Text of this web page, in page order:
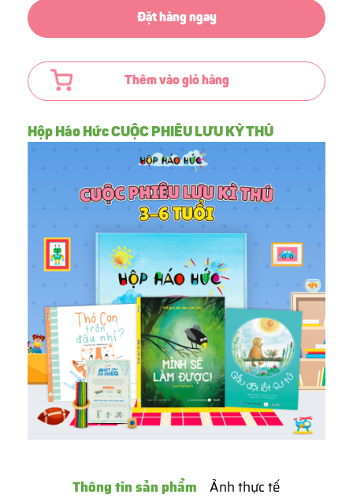
Hộp Háo Hức CUỘC PHIÊU LƯU KỲ THÚ
Thông tin sản phẩm
Ảnh thực tế
Đặt hàng ngay
Thêm vào giỏ hàng